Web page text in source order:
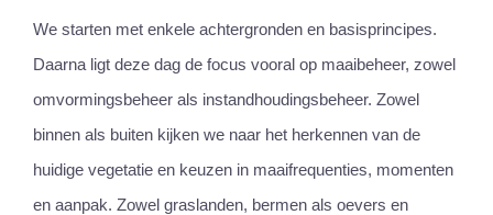
We starten met enkele achtergronden en basisprincipes.
Daarna ligt deze dag de focus vooral op maaibeheer, zowel
omvormingsbeheer als instandhoudingsbeheer. Zowel
binnen als buiten kijken we naar het herkennen van de
huidige vegetatie en keuzen in maaifrequenties, momenten
en aanpak. Zowel graslanden, bermen als oevers en